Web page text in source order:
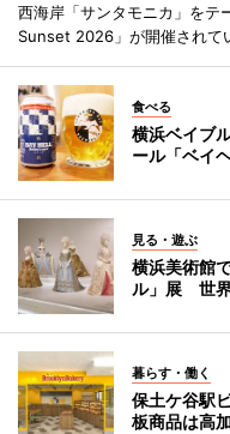
西海岸「サンタモニカ」をテ
Sunset 2026」が開催されて
食べる
横浜ベイブ
ール「ベイ
見る・遊ぶ
横浜美術館
ル」展 世
暮らす・働く
保土ケ谷駅
板商品は高